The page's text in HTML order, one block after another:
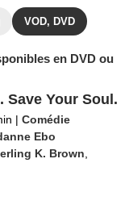
VOD, DVD
en DVD ou
Save Your Soul.
| Comédie
Ebo
K. Brown